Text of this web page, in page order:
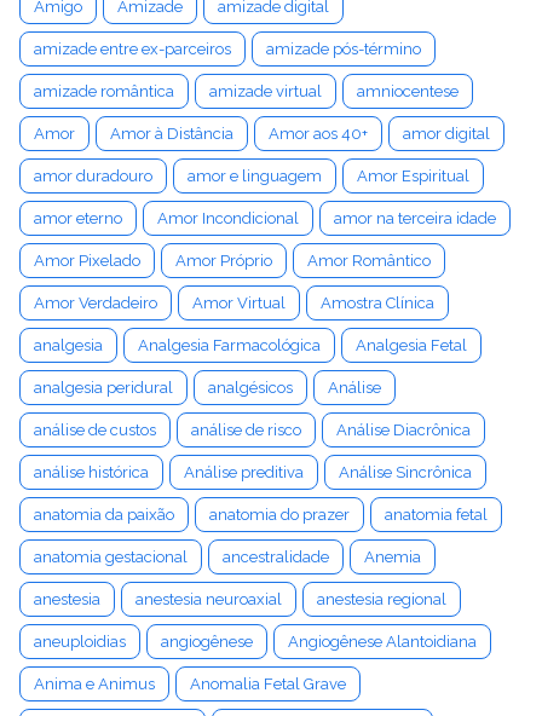
Amigo Amizade amizade digital
amizade entre ex-parceiros amizade pós-término
amizade romântica amizade virtual amniocentese
Amor Amor à Distância Amor aos 40+ amor digital
amor duradouro amor e linguagem Amor Espiritual
amor eterno Amor Incondicional amor na terceira idade
Amor Pixelado Amor Próprio Amor Romântico
Amor Verdadeiro Amor Virtual Amostra Clínica
analgesia Analgesia Farmacológica Analgesia Fetal
analgesia peridural analgésicos Análise
análise de custos análise de risco Análise Diacrônica
análise histórica Análise preditiva Análise Sincrônica
anatomia da paixão anatomia do prazer anatomia fetal
anatomia gestacional ancestralidade Anemia
anestesia anestesia neuroaxial anestesia regional
aneuploidias angiogênese Angiogênese Alantoidiana
Anima e Animus Anomalia Fetal Grave